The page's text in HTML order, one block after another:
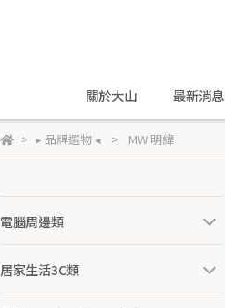
關於大山 最新消息
▸ 品牌選物 ◂ MW 明緯
電腦周邊類
居家生活3C類